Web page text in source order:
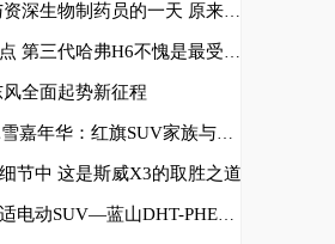
生物制药员的一天 原来是这样的＂
哈弗H6不愧是最受国民青睐的中国SUV
全面起势新征程
红旗SUV家族与用户共享长白山冰雪“旗”缘
节中 这是斯威X3的取胜之道
DHT-PHEV，荣获“2023年度低碳领跑者车型No.1”